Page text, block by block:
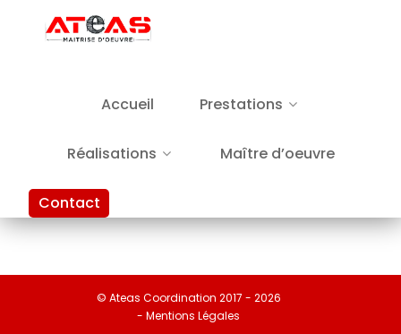
Accueil Prestations
Réalisations Maître d’oeuvre
Contact
© Ateas Coordination 2017 - 2026
- Mentions Légales